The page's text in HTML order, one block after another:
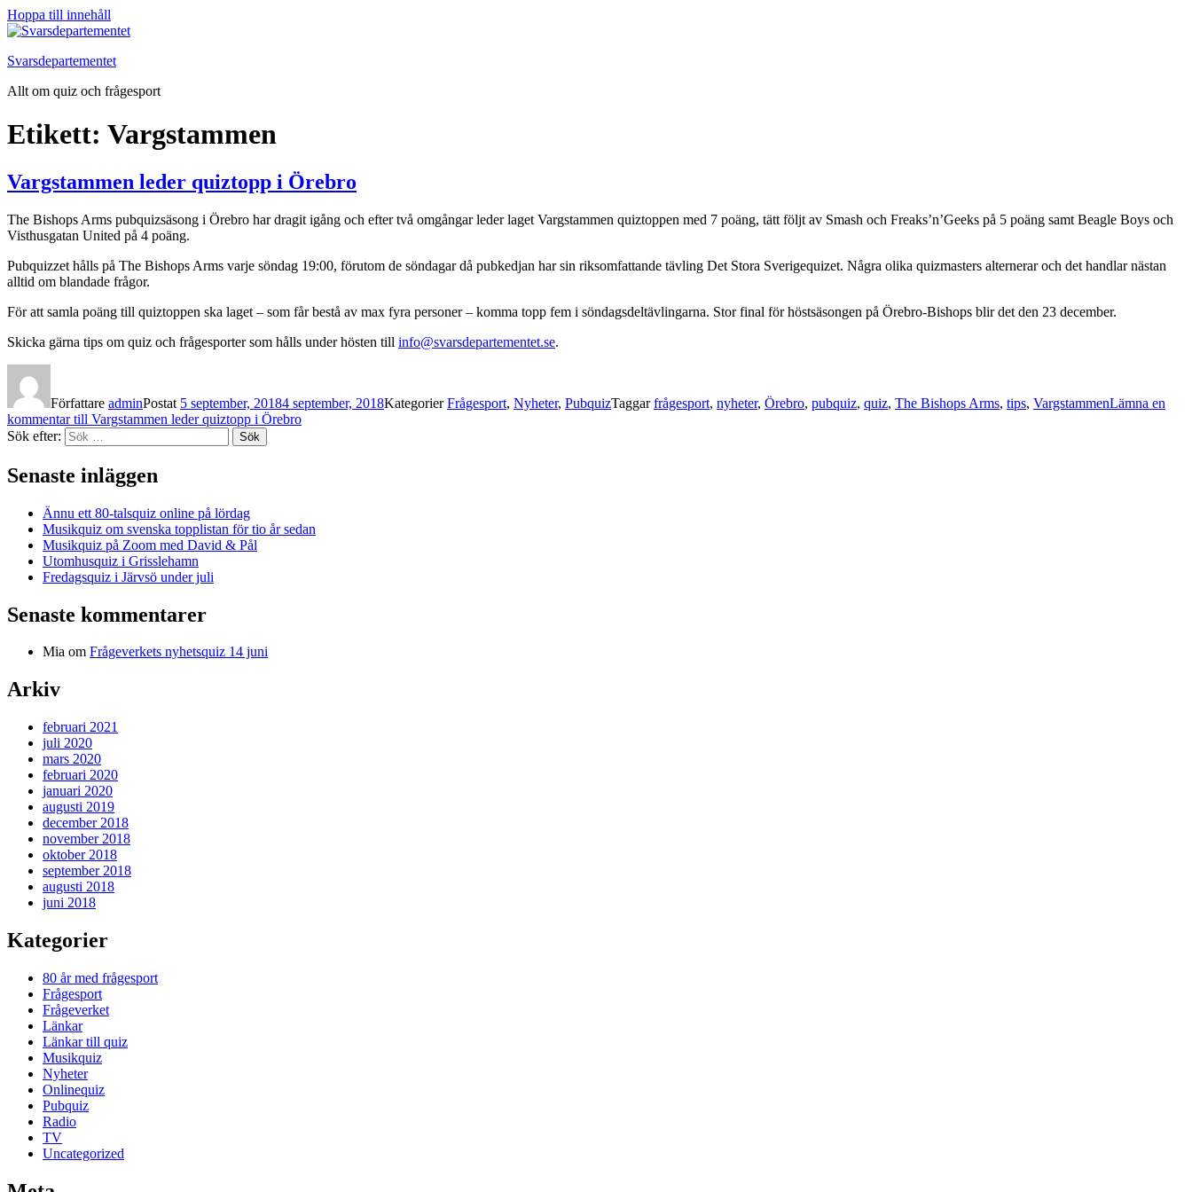
Hoppa till innehåll
Svarsdepartementet
Allt om quiz och frågesport
Etikett: Vargstammen
Vargstammen leder quiztopp i Örebro
The Bishops Arms pubquizsäsong i Örebro har dragit igång och efter två omgångar leder laget Vargstammen quiztoppen med 7 poäng, tätt följt av Smash och Freaks’n’Geeks på 5 poäng samt Beagle Boys och
Visthusgatan United på 4 poäng.
Pubquizzet hålls på The Bishops Arms varje söndag 19:00, förutom de söndagar då pubkedjan har sin riksomfattande tävling Det Stora Sverigequizet. Några olika quizmasters alternerar och det handlar nästan
alltid om blandade frågor.
För att samla poäng till quiztoppen ska laget – som får bestå av max fyra personer – komma topp fem i söndagsdeltävlingarna. Stor final för höstsäsongen på Örebro-Bishops blir det den 23 december.
Skicka gärna tips om quiz och frågesporter som hålls under hösten till info@svarsdepartementet.se.
Författare adminPostat 5 september, 20184 september, 2018KategorierFrågesport, Nyheter, PubquizTaggarfrågesport, nyheter, Örebro, pubquiz, quiz, The Bishops Arms, tips, VargstammenLämna en
kommentartill Vargstammen leder quiztopp i Örebro
Sök efter:
Sök
Senaste inläggen
Ännu ett 80-talsquiz online på lördag
Musikquiz om svenska topplistan för tio år sedan
Musikquiz på Zoom med David & Pål
Utomhusquiz i Grisslehamn
Fredagsquiz i Järvsö under juli
Senaste kommentarer
Mia om Frågeverkets nyhetsquiz 14 juni
Arkiv
februari 2021
juli 2020
mars 2020
februari 2020
januari 2020
augusti 2019
december 2018
november 2018
oktober 2018
september 2018
augusti 2018
juni 2018
Kategorier
80 år med frågesport
Frågesport
Frågeverket
Länkar
Länkar till quiz
Musikquiz
Nyheter
Onlinequiz
Pubquiz
Radio
TV
Uncategorized